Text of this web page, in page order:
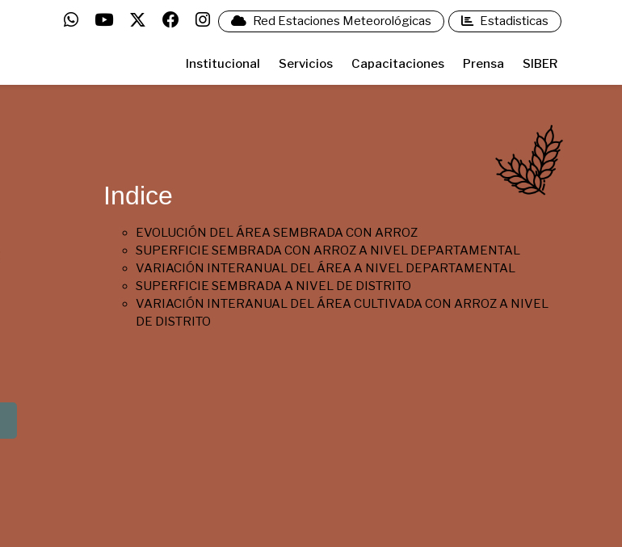
Institucional Servicios Capacitaciones Prensa SIBER
Red Estaciones Meteorológicas Estadisticas
Indice
EVOLUCIÓN DEL ÁREA SEMBRADA CON ARROZ
SUPERFICIE SEMBRADA CON ARROZ A NIVEL DEPARTAMENTAL
VARIACIÓN INTERANUAL DEL ÁREA A NIVEL DEPARTAMENTAL
SUPERFICIE SEMBRADA A NIVEL DE DISTRITO
VARIACIÓN INTERANUAL DEL ÁREA CULTIVADA CON ARROZ A NIVEL
DE DISTRITO